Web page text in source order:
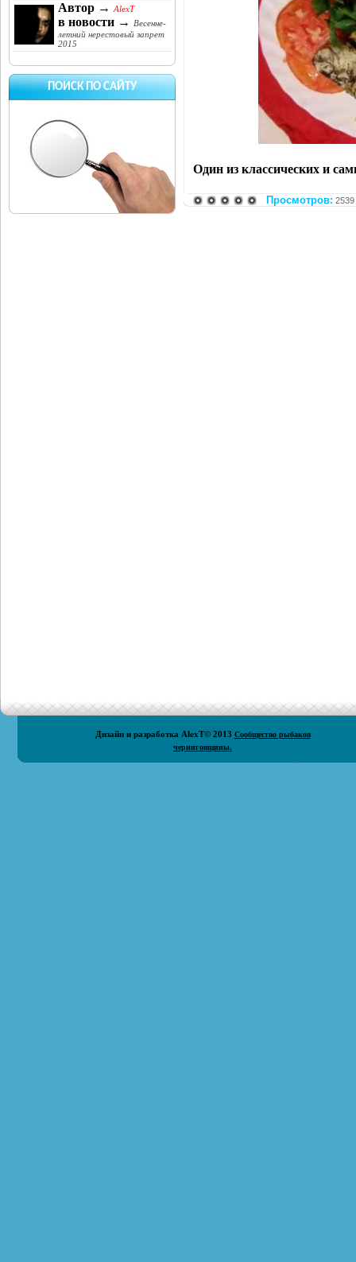
Автор → AlexT
в новости →
Весенне-
летний нерестовый запрет
2015
ПОИСК ПО САЙТУ
Один из классических и
Просмотров:
Дизайн и разработка AlexT© 2013 Сообщество рыбаков
черниговщины.